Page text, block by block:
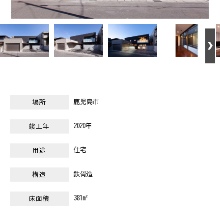
場所 鹿児島市
竣工年 2020年
用途 住宅
構造 鉄骨造
床面積 381m²